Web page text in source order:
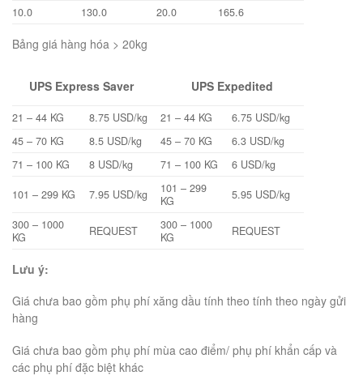
10.0
130.0 20.0 165.6
Bảng giá hàng hóa > 20kg
UPS Express Saver UPS Expedited
21 – 44 KG 8.75 USD/kg 21 – 44 KG
6.75 USD/kg
45 – 70 KG
8.5 USD/kg 45 – 70 KG
6.3 USD/kg
71 – 100 KG
8 USD/kg 71 – 100 KG 6 USD/kg
101 – 299 KG 7.95 USD/kg
101 – 299
KG
5.95 USD/kg
300 – 1000
KG
REQUEST
300 – 1000
KG
REQUEST
Lưu ý:
Giá chưa bao gồm phụ phí xăng dầu tính theo tính theo ngày gửi
hàng
Giá chưa bao gồm phụ phí mùa cao điểm/ phụ phí khẩn cấp và
các phụ phí đặc biệt khác